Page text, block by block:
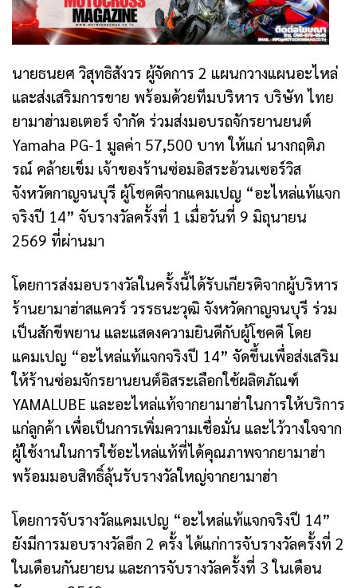
นายธนยศ วิสุทธิสังวร ผู้จัดการ 2 แผนกวางแผนอะไหล่
และส่งเสริมการขาย พร้อมด้วยทีมบริหาร บริษัท ไทย
ยามาฮ่ามอเตอร์ จำกัด ร่วมส่งมอบรถจักรยานยนต์
Yamaha PG-1 มูลค่า 57,500 บาท ให้แก่ นางกฤติภ
รณ์ คล้ายเข็ม เจ้าของร้านซ่อมอิสระอ้วนเซอร์วิส
จังหวัดกาญจนบุรี ผู้โชคดีจากแคมเปญ “อะไหล่แท้แจก
จริงปี 14” จับรางวัลครั้งที่ 1 เมื่อวันที่ 9 มิถุนายน
2569 ที่ผ่านมา
โดยการส่งมอบรางวัลในครั้งนี้ได้รับเกียรติจากผู้บริหาร
ร้านยามาฮ่าสแควร์ วรรธนะวุฒิ จังหวัดกาญจนบุรี ร่วม
เป็นสักขีพยาน และแสดงความยินดีกับผู้โชคดี โดย
แคมเปญ “อะไหล่แท้แจกจริงปี 14” จัดขึ้นเพื่อส่งเสริม
ให้ร้านซ่อมจักรยานยนต์อิสระเลือกใช้ผลิตภัณฑ์
YAMALUBE และอะไหล่แท้จากยามาฮ่าในการให้บริการ
แก่ลูกค้า เพื่อเป็นการเพิ่มความเชื่อมั่น และไว้วางใจจาก
ผู้ใช้งานในการใช้อะไหล่แท้ที่ได้คุณภาพจากยามาฮ่า
พร้อมมอบสิทธิ์ลุ้นรับรางวัลใหญ่จากยามาฮ่า
โดยการจับรางวัลแคมเปญ “อะไหล่แท้แจกจริงปี 14”
ยังมีการมอบรางวัลอีก 2 ครั้ง ได้แก่การจับรางวัลครั้งที่ 2
ในเดือนกันยายน และการจับรางวัลครั้งที่ 3 ในเดือน